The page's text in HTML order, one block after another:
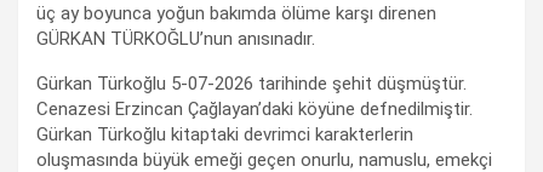
üç ay boyunca yoğun bakımda ölüme karşı direnen
GÜRKAN TÜRKOĞLU’nun anısınadır.
Gürkan Türkoğlu 5-07-2026 tarihinde şehit düşmüştür.
Cenazesi Erzincan Çağlayan’daki köyüne defnedilmiştir.
Gürkan Türkoğlu kitaptaki devrimci karakterlerin
oluşmasında büyük emeği geçen onurlu, namuslu, emekçi